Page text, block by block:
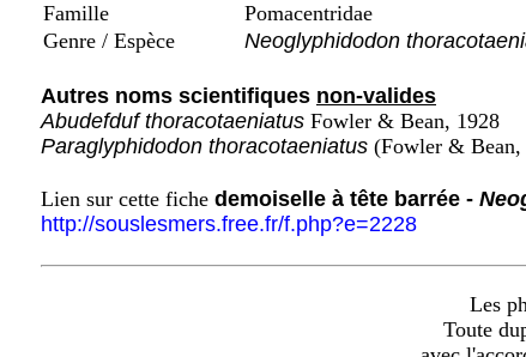
Famille
Pomacentridae
Genre / Espèce
Neoglyphidodon
Autres noms scientifiques non-valides
Abudefduf thoracotaeniatus Fowler & Bean, 1928
Paraglyphidodon thoracotaeniatus (Fowler & Bean,
Lien sur cette fiche demoiselle à tête barrée -
http://souslesmers.free.fr/f.php?e=2228
Les
Toute